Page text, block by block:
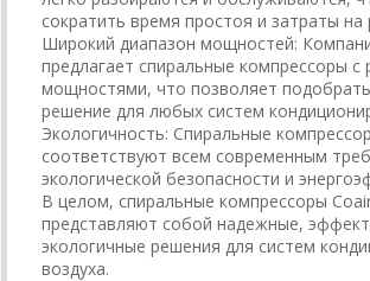
сократить время простоя и затраты на
Широкий диапазон мощностей:
предлагает спиральные компрессоры с
мощностями, что позволяет
решение для любых систем
Экологичность: Спиральные
соответствуют всем современным
экологической безопасности и
В целом, спиральные компрессоры
представляют собой надежные,
экологичные решения для систем
воздуха.